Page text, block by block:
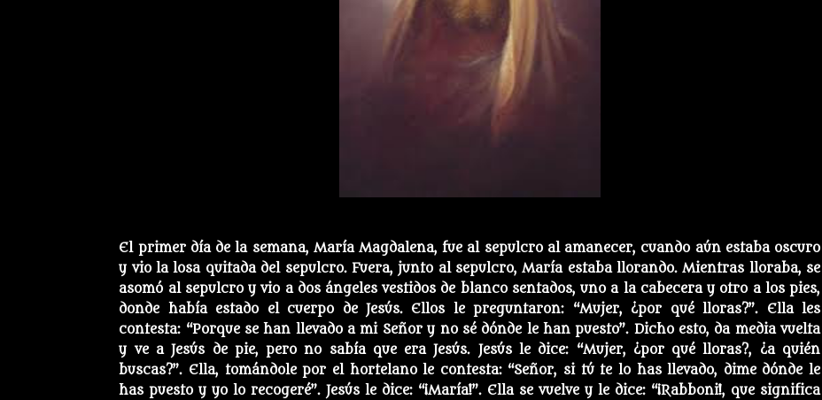
El primer día de la semana, María Magdalena, fue al sepulcro al amanecer, cuando aún estaba oscuro
y vio la losa quitada del sepulcro. Fuera, junto al sepulcro, María estaba llorando. Mientras lloraba, se
asomó al sepulcro y vio a dos ángeles vestidos de blanco sentados, uno a la cabecera y otro a los pies,
donde había estado el cuerpo de Jesús. Ellos le preguntaron: “Mujer, ¿por qué lloras?”. Ella les
contesta: “Porque se han llevado a mi Señor y no sé dónde le han puesto”. Dicho esto, da media vuelta
y ve a Jesús de pie, pero no sabía que era Jesús. Jesús le dice: “Mujer, ¿por qué lloras?, ¿a quién
buscas?”. Ella, tomándole por el hortelano le contesta: “Señor, si tú te lo has llevado, dime dónde le
has puesto y yo lo recogeré”. Jesús le dice: “¡María!”. Ella se vuelve y le dice: “¡Rabboni!, que significa